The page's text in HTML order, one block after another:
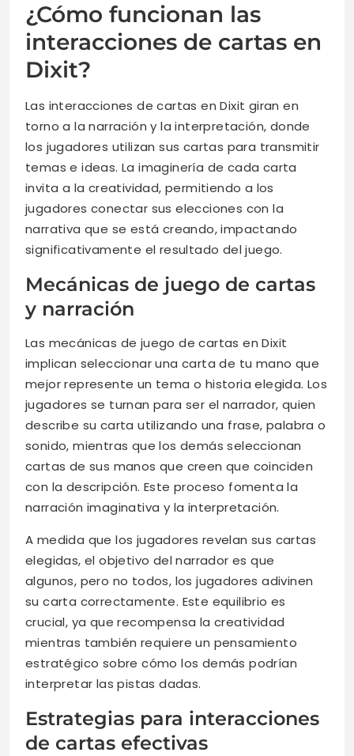
¿Cómo funcionan las
interacciones de cartas en
Dixit?
Las interacciones de cartas en Dixit giran en
torno a la narración y la interpretación, donde
los jugadores utilizan sus cartas para transmitir
temas e ideas. La imaginería de cada carta
invita a la creatividad, permitiendo a los
jugadores conectar sus elecciones con la
narrativa que se está creando, impactando
significativamente el resultado del juego.
Mecánicas de juego de cartas
y narración
Las mecánicas de juego de cartas en Dixit
implican seleccionar una carta de tu mano que
mejor represente un tema o historia elegida. Los
jugadores se turnan para ser el narrador, quien
describe su carta utilizando una frase, palabra o
sonido, mientras que los demás seleccionan
cartas de sus manos que creen que coinciden
con la descripción. Este proceso fomenta la
narración imaginativa y la interpretación.
A medida que los jugadores revelan sus cartas
elegidas, el objetivo del narrador es que
algunos, pero no todos, los jugadores adivinen
su carta correctamente. Este equilibrio es
crucial, ya que recompensa la creatividad
mientras también requiere un pensamiento
estratégico sobre cómo los demás podrían
interpretar las pistas dadas.
Estrategias para interacciones
de cartas efectivas